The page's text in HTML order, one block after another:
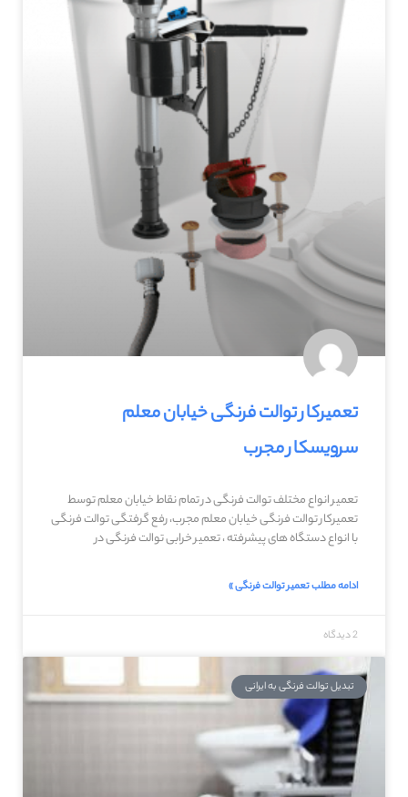
تعمیرکار توالت فرنگی خیابان معلم
سرویسکار مجرب
تعمیر انواع مختلف توالت فرنگی در تمام نقاط خیابان معلم توسط
تعمیرکار توالت فرنگی خیابان معلم مجرب، رفع گرفتگی توالت فرنگی
با انواع دستگاه های پیشرفته ، تعمیر خرابی توالت فرنگی در
ادامه مطلب تعمیر توالت فرنگی »
2 دیدگاه
تبدیل توالت فرنگی به ایرانی